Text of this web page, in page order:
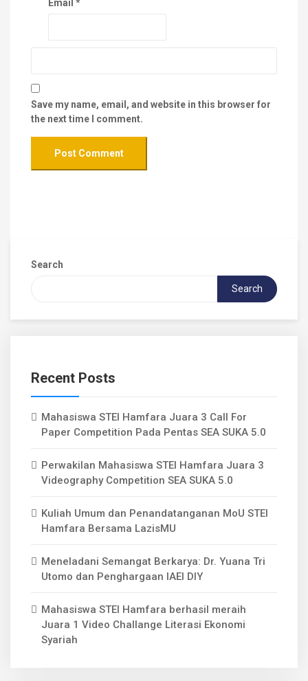
Email *
Save my name, email, and website in this browser for
the next time I comment.
Search
Search
Recent Posts
Mahasiswa STEI Hamfara Juara 3 Call For
Paper Competition Pada Pentas SEA SUKA 5.0
Perwakilan Mahasiswa STEI Hamfara Juara 3
Videography Competition SEA SUKA 5.0
Kuliah Umum dan Penandatanganan MoU STEI
Hamfara Bersama LazisMU
Meneladani Semangat Berkarya: Dr. Yuana Tri
Utomo dan Penghargaan IAEI DIY
Mahasiswa STEI Hamfara berhasil meraih
Juara 1 Video Challange Literasi Ekonomi
Syariah